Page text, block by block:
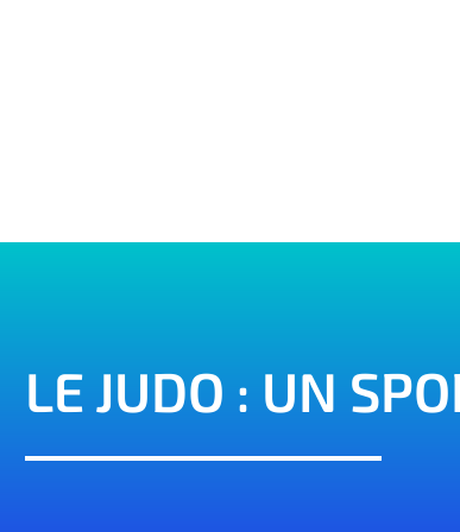
LE JUDO : UN